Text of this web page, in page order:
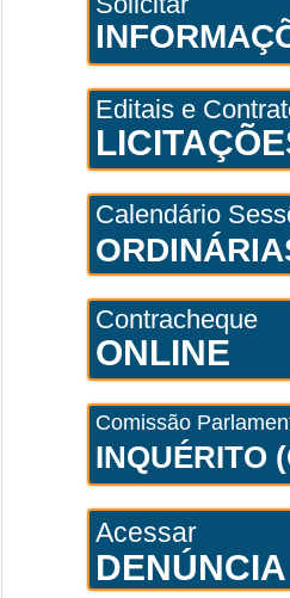
Editais e
Calendário
Contracheque
ONLINE
Comissão
INQUÉRITO
Acessar
DENÚNCIA